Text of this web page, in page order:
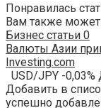
Понравилась
Вам также может
Бизнес статьи 0
Валюты Азии
Investing.com
USD/JPY -
Добавить в
успешно